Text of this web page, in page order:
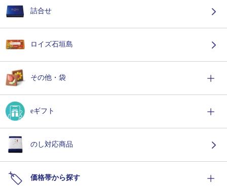
詰合せ
ロイズ石垣島
その他・袋
eギフト
のし対応商品
価格帯から探す